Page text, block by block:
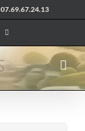
07.69.67.24.13